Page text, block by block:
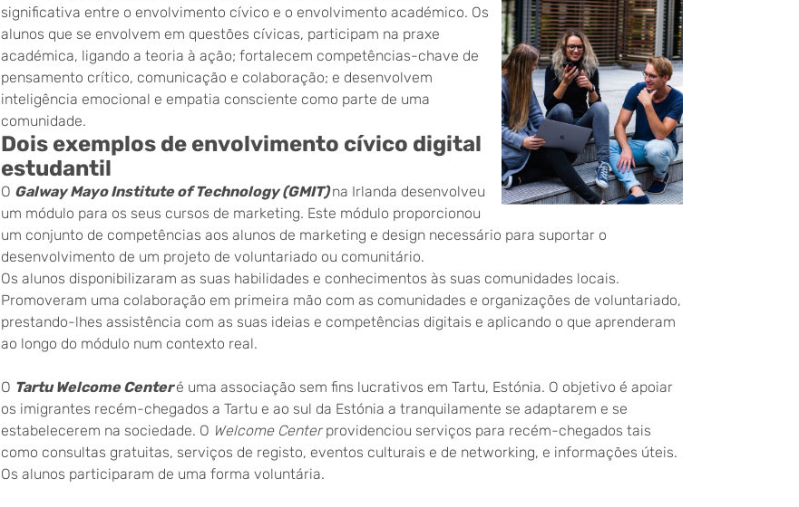
significativa entre o envolvimento cívico e o envolvimento académico. Os
alunos que se envolvem em questões cívicas, participam na praxe
académica, ligando a teoria à ação; fortalecem competências-chave de
pensamento crítico, comunicação e colaboração; e desenvolvem
inteligência emocional e empatia consciente como parte de uma
comunidade.
Dois exemplos de envolvimento cívico digital
estudantil
O Galway Mayo Institute of Technology (GMIT) na Irlanda desenvolveu
um módulo para os seus cursos de marketing. Este módulo proporcionou
um conjunto de competências aos alunos de marketing e design necessário para suportar o
desenvolvimento de um projeto de voluntariado ou comunitário.
Os alunos disponibilizaram as suas habilidades e conhecimentos às suas comunidades locais.
Promoveram uma colaboração em primeira mão com as comunidades e organizações de voluntariado,
prestando-lhes assistência com as suas ideias e competências digitais e aplicando o que aprenderam
ao longo do módulo num contexto real.
O Tartu Welcome Centeré uma associação sem fins lucrativos em Tartu, Estónia. O objetivo é apoiar
os imigrantes recém-chegados a Tartu e ao sul da Estónia a tranquilamente se adaptarem e se
estabelecerem na sociedade. O Welcome Centerprovidenciou serviços para recém-chegados tais
como consultas gratuitas, serviços de registo, eventos culturais e de networking, e informações úteis.
Os alunos participaram de uma forma voluntária.